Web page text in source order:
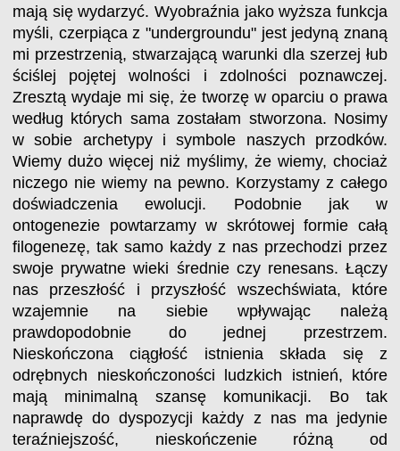
mają się wydarzyć. Wyobraźnia jako wyższa funkcja
myśli, czerpiąca z "undergroundu" jest jedyną znaną
mi przestrzenią, stwarzającą warunki dla szerzej łub
ściślej pojętej wolności i zdolności poznawczej.
Zresztą wydaje mi się, że tworzę w oparciu o prawa
według których sama zostałam stworzona. Nosimy
w sobie archetypy i symbole naszych przodków.
Wiemy dużo więcej niż myślimy, że wiemy, chociaż
niczego nie wiemy na pewno. Korzystamy z całego
doświadczenia ewolucji. Podobnie jak w
ontogenezie powtarzamy w skrótowej formie całą
filogenezę, tak samo każdy z nas przechodzi przez
swoje prywatne wieki średnie czy renesans. Łączy
nas przeszłość i przyszłość wszechświata, które
wzajemnie na siebie wpływając należą
prawdopodobnie do jednej przestrzem.
Nieskończona ciągłość istnienia składa się z
odrębnych nieskończoności ludzkich istnień, które
mają minimalną szansę komunikacji. Bo tak
naprawdę do dyspozycji każdy z nas ma jedynie
teraźniejszość, nieskończenie różną od